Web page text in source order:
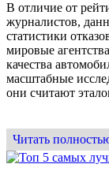
В отличие от
журналистов,
статистики
мировые
качества
масштабные
они считают
Читать